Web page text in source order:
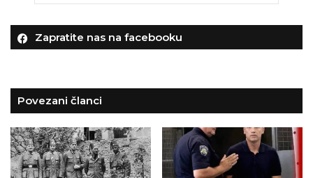
Zapratite nas na facebooku
Povezani članci